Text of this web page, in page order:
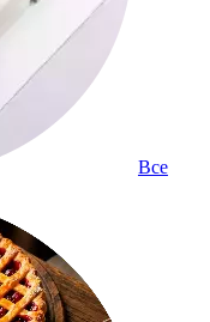
Все